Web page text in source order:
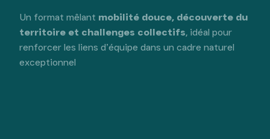
Un format mêlant mobilité douce, découverte du
territoire et challenges collectifs, idéal pour
renforcer les liens d’équipe dans un cadre naturel
exceptionnel